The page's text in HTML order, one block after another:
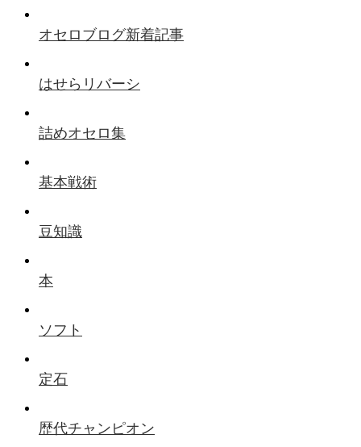
オセロブログ新着記事
はせらリバーシ
詰めオセロ集
基本戦術
豆知識
本
ソフト
定石
歴代チャンピオン